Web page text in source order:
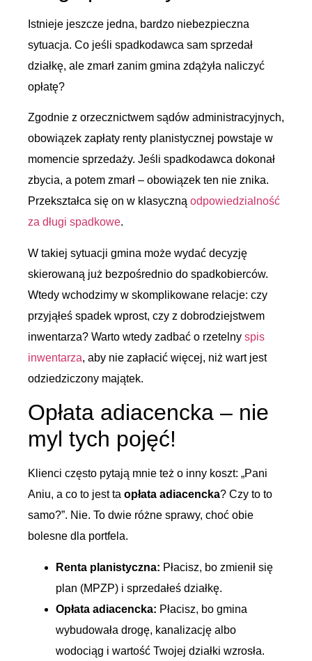
Istnieje jeszcze jedna, bardzo niebezpieczna
sytuacja. Co jeśli spadkodawca sam sprzedał
działkę, ale zmarł zanim gmina zdążyła naliczyć
opłatę?
Zgodnie z orzecznictwem sądów administracyjnych,
obowiązek zapłaty renty planistycznej powstaje w
momencie sprzedaży. Jeśli spadkodawca dokonał
zbycia, a potem zmarł – obowiązek ten nie znika.
Przekształca się on w klasyczną odpowiedzialność
za długi spadkowe.
W takiej sytuacji gmina może wydać decyzję
skierowaną już bezpośrednio do spadkobierców.
Wtedy wchodzimy w skomplikowane relacje: czy
przyjąłeś spadek wprost, czy z dobrodziejstwem
inwentarza? Warto wtedy zadbać o rzetelny spis
inwentarza, aby nie zapłacić więcej, niż wart jest
odziedziczony majątek.
Opłata adiacencka – nie
myl tych pojęć!
Klienci często pytają mnie też o inny koszt: „Pani
Aniu, a co to jest ta opłata adiacencka? Czy to to
samo?”. Nie. To dwie różne sprawy, choć obie
bolesne dla portfela.
Renta planistyczna: Płacisz, bo zmienił się
plan (MPZP) i sprzedałeś działkę.
Opłata adiacencka: Płacisz, bo gmina
wybudowała drogę, kanalizację albo
wodociąg i wartość Twojej działki wzrosła.